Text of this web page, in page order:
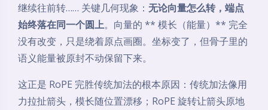
继续往前转…… 关键几何现象： 无论向量怎么转，端点
始终落在同一个圆上。向量的 ** 模长（能量）** 完全
没有改变，只是绕着原点画圈。坐标变了，但骨子里的
语义能量被原封不动保留下来。
这正是 RoPE 完胜传统加法的根本原因：传统加法像用
力拉扯箭头，模长随位置漂移；RoPE 旋转让箭头原地